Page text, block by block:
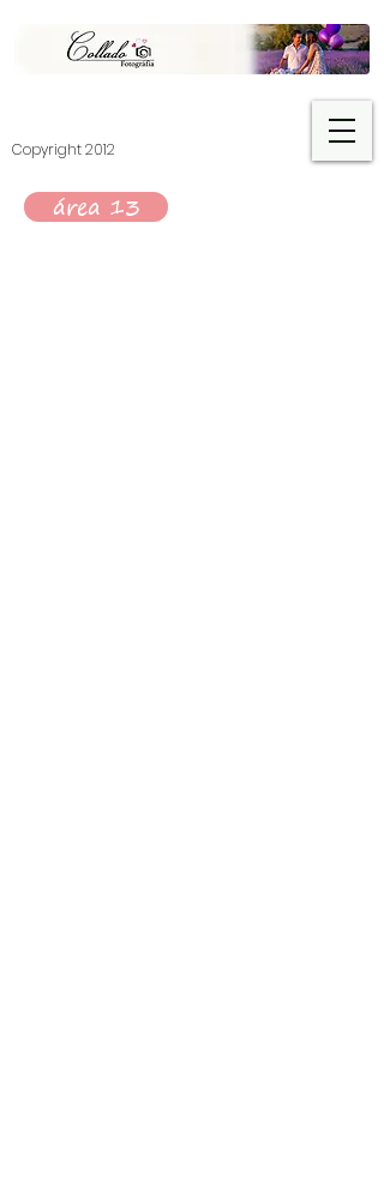
​Copyright 2012
área 13